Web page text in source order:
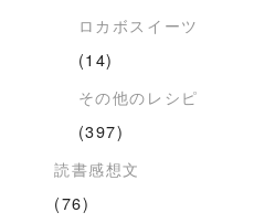
ロカボスイーツ
(14)
その他のレシピ
(397)
読書感想文
(76)